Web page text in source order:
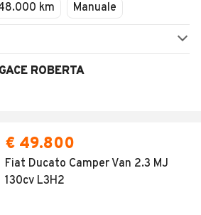
km Manuale
ROBERTA
€ 49.800
Fiat Ducato Camper Van 2.3 MJ
130cv L3H2